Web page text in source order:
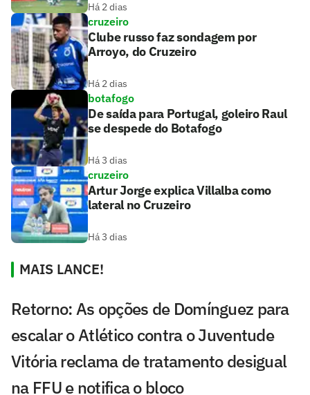
Há 2 dias
cruzeiro
Clube russo faz sondagem por
Arroyo, do Cruzeiro
Há 2 dias
botafogo
De saída para Portugal, goleiro Raul
se despede do Botafogo
Há 3 dias
cruzeiro
Artur Jorge explica Villalba como
lateral no Cruzeiro
Há 3 dias
MAIS LANCE!
Retorno: As opções de Domínguez para
escalar o Atlético contra o Juventude
Vitória reclama de tratamento desigual
na FFU e notifica o bloco